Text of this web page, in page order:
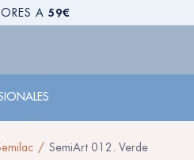
A 59€
SemiArt 012. Verde